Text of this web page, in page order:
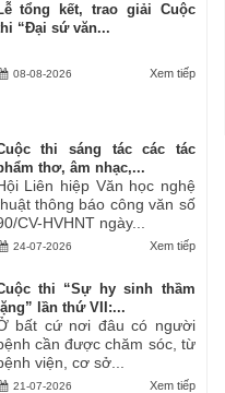
tổng kết, trao giải Cuộc
“Đại sứ văn...
Xem tiếp
08-08-2026
thi sáng tác các tác
thơ, âm nhạc,...
Liên hiệp Văn học nghệ
thông báo công văn số
CV-HVHNT ngày...
Xem tiếp
24-07-2026
thi “Sự hy sinh thầm
lặng” lần thứ VII:...
bất cứ nơi đâu có người
cần được chăm sóc, từ
viện, cơ sở...
Xem tiếp
21-07-2026